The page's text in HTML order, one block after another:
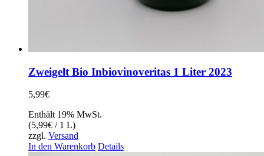
Zweigelt Bio Inbiovinoveritas 1 Liter 2023
5,99€
Enthält 19% MwSt.
(5,99€ / 1 L)
zzgl. Versand
In den Warenkorb Details